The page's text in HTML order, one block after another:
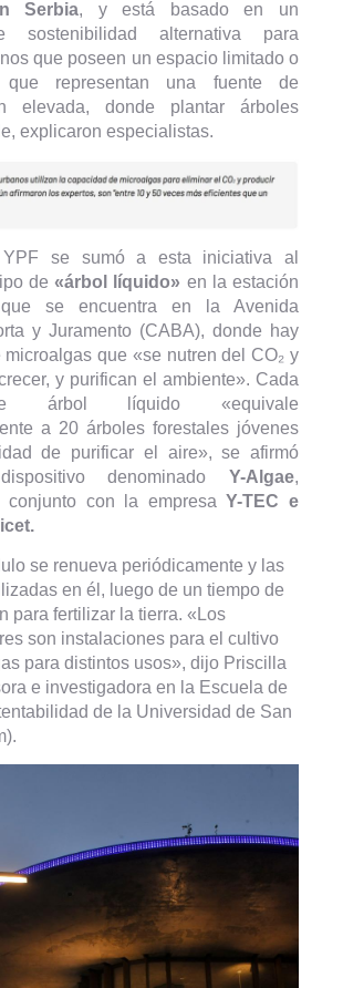
Serbia, y está basado en un
sostenibilidad alternativa para
que poseen un espacio limitado o
representan una fuente de
elevada, donde plantar árboles
explicaron especialistas.
YPF se sumó a esta iniciativa al
de «árbol líquido» en la estación
se encuentra en la Avenida
y Juramento (CABA), donde hay
que «se nutren del CO₂ y
y purifican el ambiente». Cada
árbol líquido «equivale
a 20 árboles forestales jóvenes
de purificar el aire», se afirmó
denominado Y-Algae,
conjunto con la empresaY-TEC e
se renueva periódicamente y las
en él, luego de un tiempo de
para fertilizar la tierra. «Los
son instalaciones para el cultivo
para distintos usos», dijo Priscilla
e investigadora en la Escuela de
de la Universidad de San